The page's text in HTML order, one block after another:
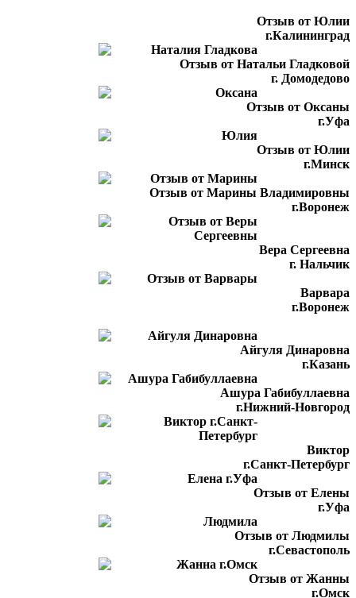
Отзыв от Юлии
г.Калининград
Отзыв от Натальи Гладковой
г. Домодедово
Отзыв от Оксаны
г.Уфа
Отзыв от Юлии
г.Минск
Отзыв от Марины Владимировны
г.Воронеж
Вера Сергеевна
г. Нальчик
Варвара
г.Воронеж
Айгуля Динаровна
г.Казань
Ашура Габибуллаевна
г.Нижний-Новгород
Виктор
г.Санкт-Петербург
Отзыв от Елены
г.Уфа
Отзыв от Людмилы
г.Севастополь
Отзыв от Жанны
г.Омск